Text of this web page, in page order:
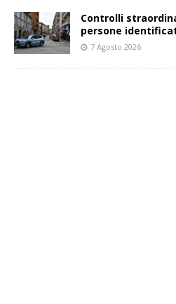
Controlli
persone
7 Agosto 2026